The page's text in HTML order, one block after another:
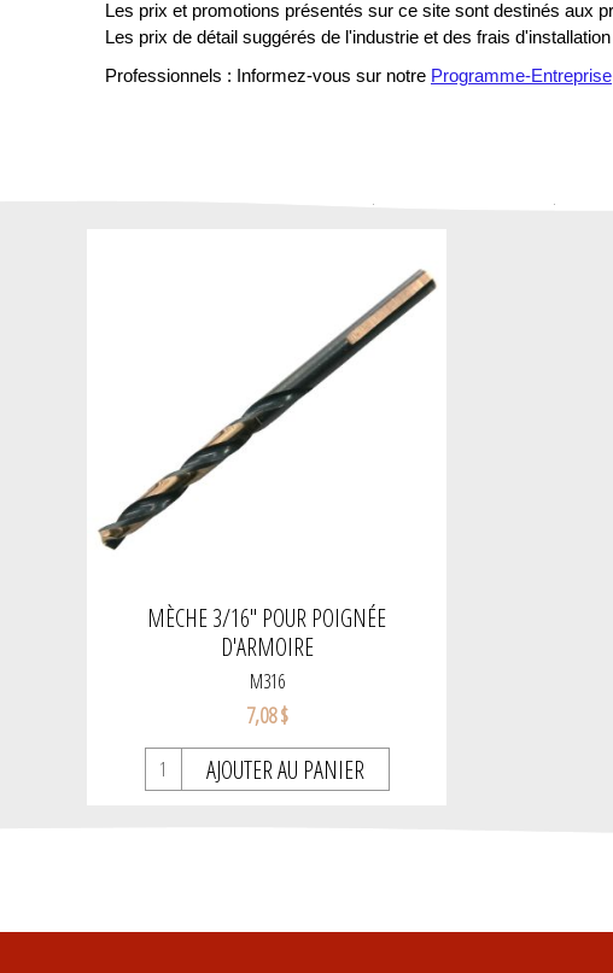
Les prix et promotions présentés sur ce site sont destinés aux
Les prix de détail suggérés de l'industrie et des frais
Professionnels : Informez-vous sur notre Programme-Entreprise
MÈCHE 3/16" POUR POIGNÉE
D'ARMOIRE
M316
7,08 $
AJOUTER AU PANIER